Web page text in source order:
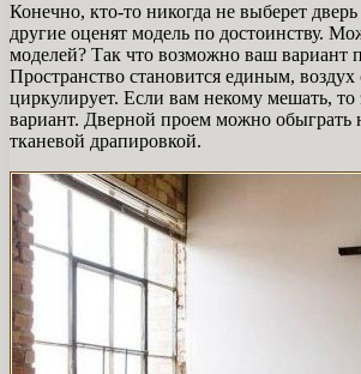
Конечно, кто-то никогда не выберет
другие оценят модель по достоинству.
моделей? Так что возможно ваш вариант
Пространство становится единым, воздух
циркулирует. Если вам некому мешать,
вариант. Дверной проем можно обыграть
тканевой драпировкой.